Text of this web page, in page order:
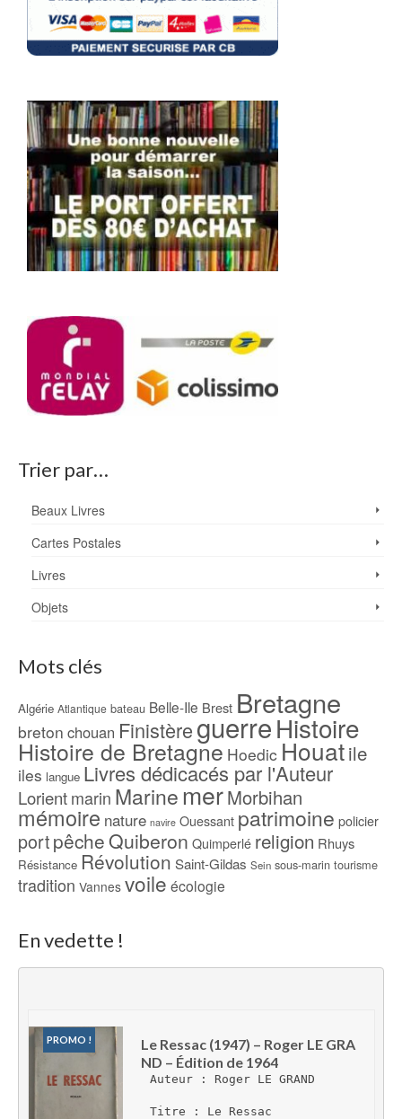
Trier par…
Beaux Livres
Cartes Postales
Livres
Objets
Mots clés
Algérie Atlantique bateau Belle-Ile Brest Bretagne
breton chouan FinistèreguerreHistoire
Histoire de Bretagne Hoedic Houatile
iles langue Livres dédicacés par l'Auteur
Lorientmarin Marine merMorbihan
mémoire nature navire Ouessant patrimoine policier
portpêcheQuiberon Quimperlé religion Rhuys
Résistance Révolution Saint-Gildas Sein sous-marin tourisme
tradition Vannes voile écologie
En vedette !
PROMO !
Le Ressac (1947) – Roger LE GRA
ND – Édition de 1964
Auteur : Roger LE GRAND
Titre : Le Ressac